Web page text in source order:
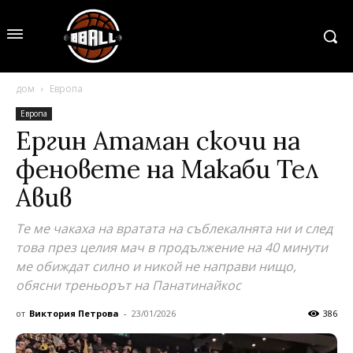
дом Европа
Европа
Ергин Атаман скочи на
феновете на Макаби Тел
Авив
Те ме чакаха на вратата на съблекалнята ни и след
това през целия мач в продължение на 40 минути
ме обиждат силно и никой не направи нищо,
обясни треньорът на Панатинайкос
от Виктория Петрова - 23/01/2026 386